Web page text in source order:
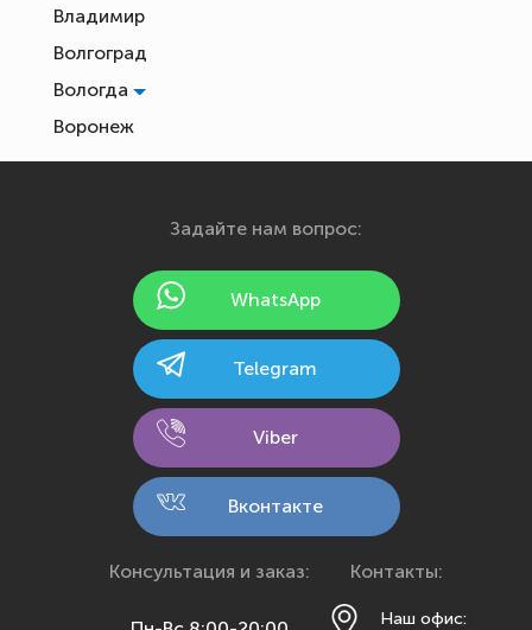
Владимир
Волгоград
Вологда
Воронеж
Екатеринбург
Йошкар-Ола
Калининград
Кемерово
Кострома
Краснодар
Красноярск
Задайте нам вопрос:
WhatsApp
Telegram
Viber
Вконтакте
Консультация и заказ: Контакты:
Наш офис: